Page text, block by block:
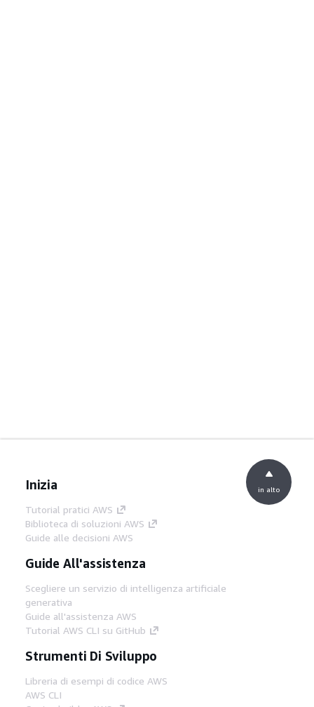
Inizia
Tutorial pratici AWS
Biblioteca di soluzioni AWS
Guide alle decisioni AWS
Guide All'assistenza
Scegliere un servizio di intelligenza artificiale
generativa
Guide all'assistenza AWS
Tutorial AWS CLI su GitHub
Strumenti Di Sviluppo
Libreria di esempi di codice AWS
AWS CLI
in alto